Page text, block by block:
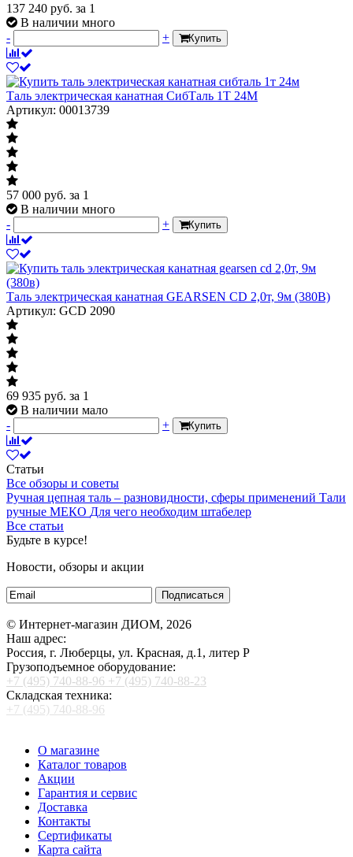
137 240 руб. за 1
В наличии много
-
+ Купить
Таль электрическая канатная СибТаль 1Т 24М
Артикул: 00013739
57 000 руб. за 1
В наличии много
-
+ Купить
Таль электрическая канатная GEARSEN CD 2,0т, 9м (380В)
Артикул: GCD 2090
69 935 руб. за 1
В наличии мало
-
+ Купить
Статьи
Все обзоры и советы
Ручная цепная таль – разновидности, сферы применений Тали
ручные МЕКО Для чего необходим штабелер
Все статьи
Будьте в курсе!
Новости, обзоры и акции
Подписаться
© Интернет-магазин ДИОМ, 2026
Наш адрес:
Россия, г. Люберцы, ул. Красная, д.1, литер Р
Грузоподъемное оборудование:
+7 (495) 740-88-96 +7 (495) 740-88-23
Складская техника:
+7 (495) 740-88-96
О магазине
Каталог товаров
Акции
Гарантия и сервис
Доставка
Контакты
Сертификаты
Карта сайта